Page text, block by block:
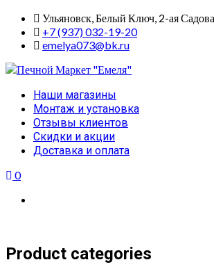
Skip
content
Ульяновск, Белый Ключ, 2-ая
+7 (937) 032-19-20
emelya073@bk.ru
Primary
Menu
Наши магазины
Монтаж и установка
Отзывы клиентов
Скидки и акции
Доставка и оплата
0
Product categories